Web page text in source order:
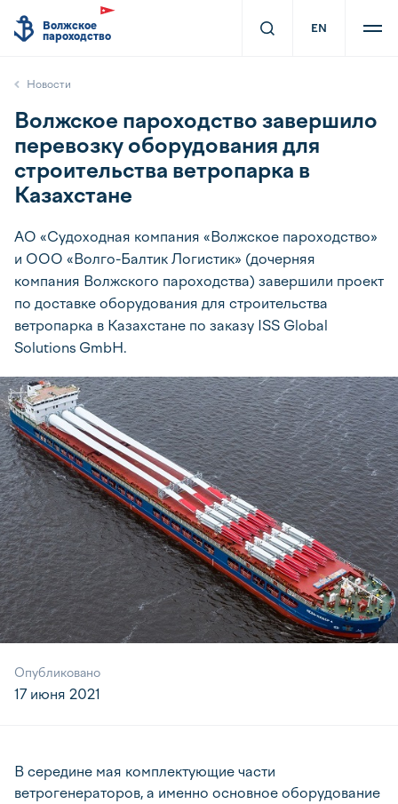
Волжское
пароходство
EN
Новости
Волжское пароходство завершило
перевозку оборудования для
строительства ветропарка в
Казахстане
АО «Судоходная компания «Волжское пароходство»
и ООО «Волго-Балтик Логистик» (дочерняя
компания Волжского пароходства) завершили проект
по доставке оборудования для строительства
ветропарка в Казахстане по заказу ISS Global
Solutions GmbH.
Опубликовано
17 июня 2021
В середине мая комплектующие части
ветрогенераторов, а именно основное оборудование